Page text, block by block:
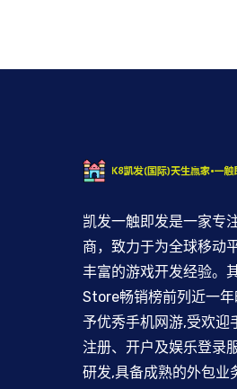
凯发一触即发是一家专
商，致力于为全球移动
丰富的游戏开发经验。
Store畅销榜前列近一
予优秀手机网游,受欢迎
注册、开户及娱乐登录
研发,具备成熟的外包业